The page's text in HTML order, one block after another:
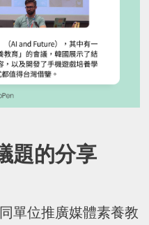
題的分享
單位推廣媒體素養教